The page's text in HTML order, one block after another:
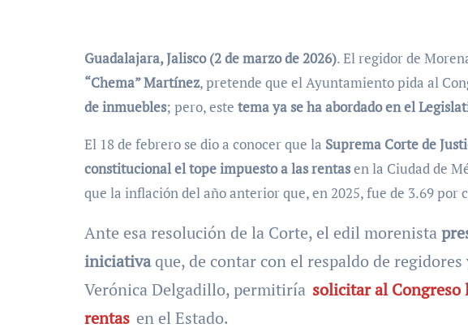
Guadalajara, Jalisco (2 de marzo de 2026). El regidor de
“Chema” Martínez, pretende que el Ayuntamiento pida al
de inmuebles; pero, este tema ya se ha abordado en el
El 18 de febrero se dio a conocer que la Suprema Corte de
constitucional el tope impuesto a las rentasen la Ciudad de
que la inflación del año anterior que, en 2025, fue de 3.69 por
Ante esa resolución de la Corte, el edil morenista
iniciativaque, de contar con el respaldo de regidores
Verónica Delgadillo, permitiría solicitar al Congreso
rentas en el Estado.